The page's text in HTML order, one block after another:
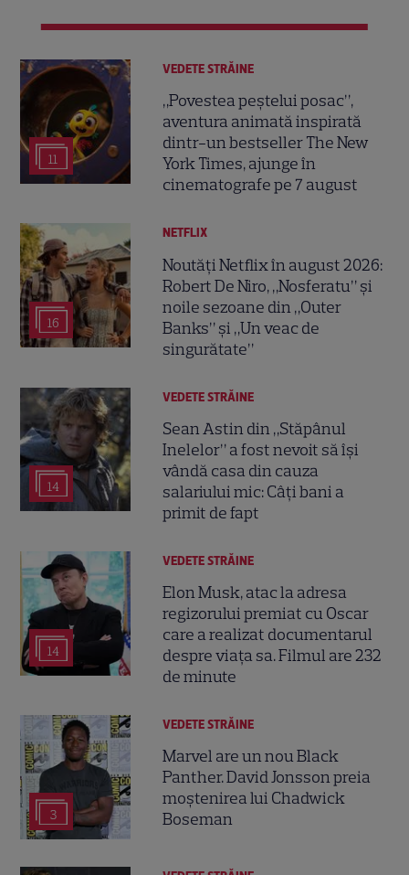
11
VEDETE STRĂINE
„Povestea peștelui posac”,
aventura animată inspirată
dintr-un bestseller The New
York Times, ajunge în
cinematografe pe 7 august
16
NETFLIX
Noutăți Netflix în august 2026:
Robert De Niro, „Nosferatu” și
noile sezoane din „Outer
Banks” și „Un veac de
singurătate”
14
VEDETE STRĂINE
Sean Astin din „Stăpânul
Inelelor” a fost nevoit să își
vândă casa din cauza
salariului mic: Câți bani a
primit de fapt
14
VEDETE STRĂINE
Elon Musk, atac la adresa
regizorului premiat cu Oscar
care a realizat documentarul
despre viața sa. Filmul are 232
de minute
3
VEDETE STRĂINE
Marvel are un nou Black
Panther. David Jonsson preia
moștenirea lui Chadwick
Boseman